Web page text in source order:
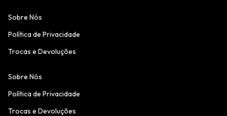
Sobre Nós
Política de Privacidade
Trocas e Devoluções
Sobre Nós
Política de Privacidade
Trocas e Devoluções